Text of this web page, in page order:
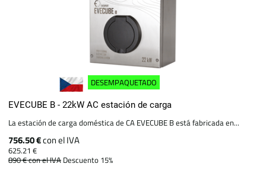
DESEMPAQUETADO
EVECUBE B - 22kW AC estación de carga
La estación de carga doméstica de CA EVECUBE B está fabricada en...
756.50 €con el IVA
625.21 €
890 €con el IVA Descuento 15%